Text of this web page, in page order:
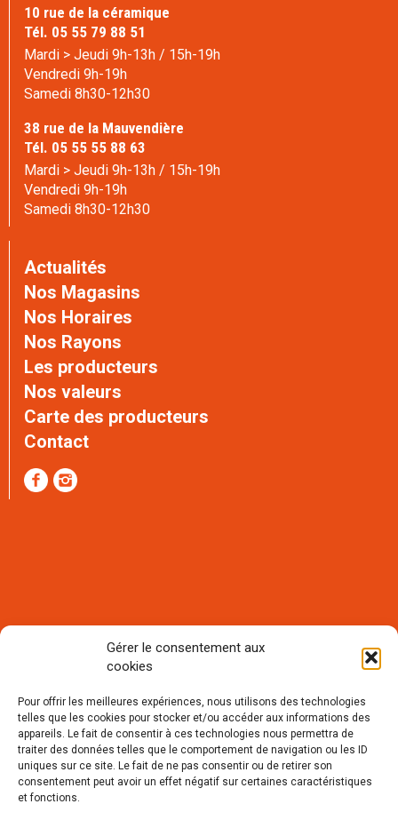
Gérer le consentement aux
cookies
Pour offrir les meilleures expériences, nous utilisons des technologies
telles que les cookies pour stocker et/ou accéder aux informations des
appareils. Le fait de consentir à ces technologies nous permettra de
traiter des données telles que le comportement de navigation ou les ID
uniques sur ce site. Le fait de ne pas consentir ou de retirer son
consentement peut avoir un effet négatif sur certaines caractéristiques
et fonctions.
10 rue de la céramique
Tél. 05 55 79 88 51
Mardi > Jeudi 9h-13h / 15h-19h
Vendredi 9h-19h
Samedi 8h30-12h30
38 rue de la Mauvendière
Tél. 05 55 55 88 63
Mardi > Jeudi 9h-13h / 15h-19h
Vendredi 9h-19h
Samedi 8h30-12h30
Actualités
Nos Magasins
Nos Horaires
Nos Rayons
Les producteurs
Nos valeurs
Carte des producteurs
Contact
Rejoignez notre communauté et
recevez notre lettre mensuelle
d'informations :